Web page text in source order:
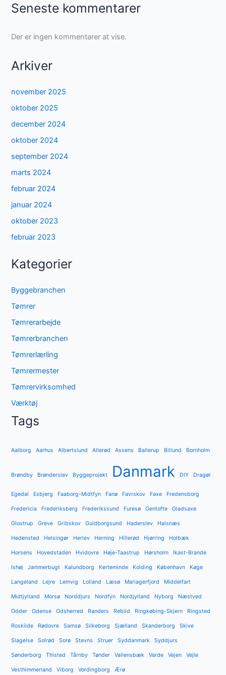
Seneste kommentarer
Der er ingen kommentarer at vise.
Arkiver
november 2025
oktober 2025
december 2024
oktober 2024
september 2024
marts 2024
februar 2024
januar 2024
oktober 2023
februar 2023
Kategorier
Byggebranchen
Tømrer
Tømrerarbejde
Tømrerbranchen
Tømrerlærling
Tømrermester
Tømrervirksomhed
Værktøj
Tags
Aalborg Aarhus Albertslund Allerød Assens Ballerup Billund Bornholm
Brøndby Brønderslev Byggeprojekt Danmark DIY Dragør
Egedal Esbjerg Faaborg-Midtfyn Fanø Favrskov Faxe Fredensborg
Fredericia Frederiksberg Frederikssund Furesø Gentofte Gladsaxe
Glostrup Greve Gribskov Guldborgsund Haderslev Halsnæs
Hedensted Helsingør Herlev Herning Hillerød Hjørring Holbæk
Horsens Hovedstaden Hvidovre Høje-Taastrup Hørsholm Ikast-Brande
Ishøj Jammerbugt Kalundborg Kerteminde Kolding København Køge
Langeland Lejre Lemvig Lolland Læsø Mariagerfjord Middelfart
Midtjylland Morsø Norddjurs Nordfyn Nordjylland Nyborg Næstved
Odder Odense Odsherred Randers Rebild Ringkøbing-Skjern Ringsted
Roskilde Rødovre Samsø Silkeborg Sjælland Skanderborg Skive
Slagelse Solrød Sorø Stevns Struer Syddanmark Syddjurs
Sønderborg Thisted Tårnby Tønder Vallensbæk Varde Vejen Vejle
Vesthimmerland Viborg Vordingborg Ærø